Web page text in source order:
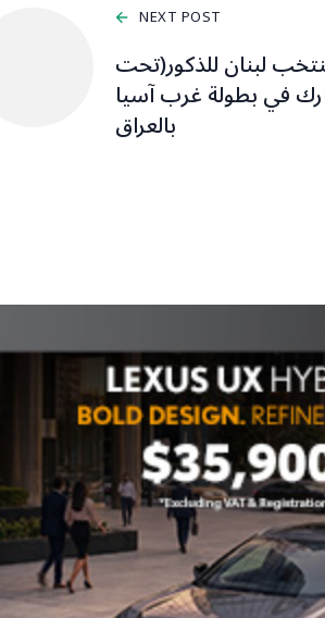
NEXT POST
لبنان للذكور(تحت
في بطولة غرب آسيا
بالعراق